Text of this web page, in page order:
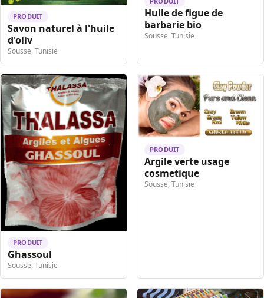
PRODUIT
Savon naturel à l'huile
d'oliv
Sousse, Tunisie
Huile de figue de
barbarie bio
Sousse, Tunisie
PRODUIT
Ghassoul
Sousse, Tunisie
PRODUIT
Argile verte usage
cosmetique
Sousse, Tunisie